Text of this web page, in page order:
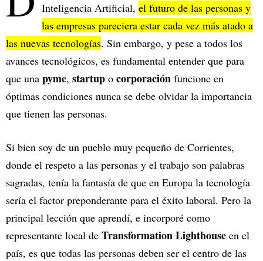
Inteligencia Artificial, el futuro de las personas y
las empresas pareciera estar cada vez más atado a
las nuevas tecnologías. Sin embargo, y pese a todos los
avances tecnológicos, es fundamental entender que para
que una pyme, startup o corporación funcione en
óptimas condiciones nunca se debe olvidar la importancia
que tienen las personas.
Si bien soy de un pueblo muy pequeño de Corrientes,
donde el respeto a las personas y el trabajo son palabras
sagradas, tenía la fantasía de que en Europa la tecnología
sería el factor preponderante para el éxito laboral. Pero la
principal lección que aprendí, e incorporé como
representante local de Transformation Lighthouse en el
país, es que todas las personas deben ser el centro de las